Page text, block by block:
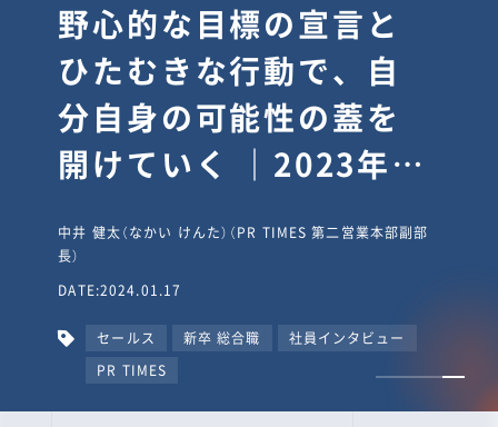
野心的な目標の宣言と
ひたむきな行動で、自
分自身の可能性の蓋を
開けていく ｜2023年度
タビュー #PR
TIMESな人たち
中井 健太（なかい けんた）（PR TIMES 第二営業本部副部
長）
DATE:2024.01.17
セールス 新卒 総合職
社員インタビュー
PR TIMES